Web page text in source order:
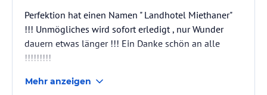
Perfektion hat einen Namen " Landhotel Miethaner"
!!! Unmögliches wird sofort erledigt , nur Wunder
dauern etwas länger !!! Ein Danke schön an alle
!!!!!!!!!
Mehr anzeigen